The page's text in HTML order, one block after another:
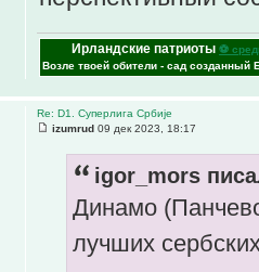
Ирландские патриоты ⚽
Возле твоей обители - сад созданный
Re: D1. Суперлига Србије
izumrud 09 дек 2023, 18:17
igor_mors
Динамо
лучших